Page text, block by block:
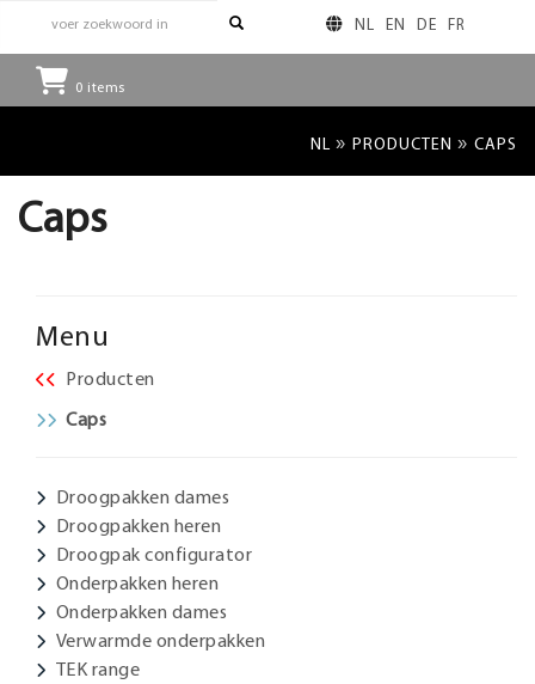
NL EN DE FR
0 items
NL » PRODUCTEN » CAPS
Caps
Menu
Producten
Caps
Droogpakken dames
Droogpakken heren
Droogpak configurator
Onderpakken heren
Onderpakken dames
Verwarmde onderpakken
TEK range